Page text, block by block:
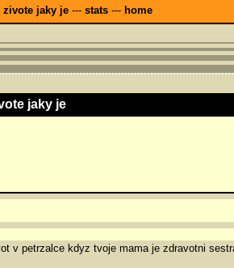
jaky je --- stats --- home
jaky je
v petrzalce kdyz tvoje mama je zdravotni